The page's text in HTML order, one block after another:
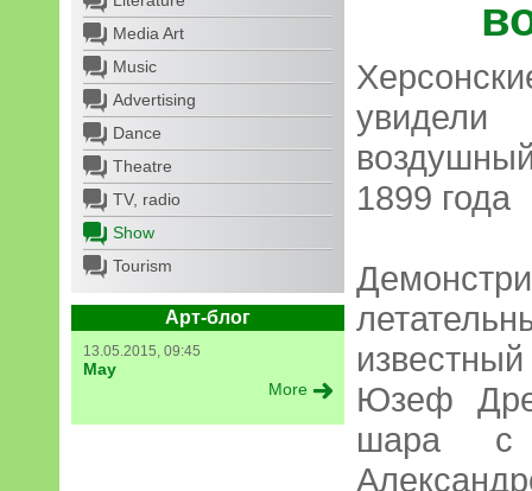
Media Art
Music
Advertising
Dance
Theatre
TV, radio
Show
Tourism
Арт-блог
13.05.2015, 09:45
May
More
1899 года
Юзеф
шара с